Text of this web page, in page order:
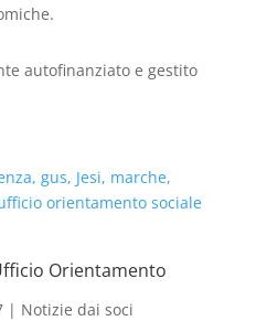
autofinanziato e gestito
gus, Jesi, marche,
orientamento sociale
Orientamento
| Notizie dai soci